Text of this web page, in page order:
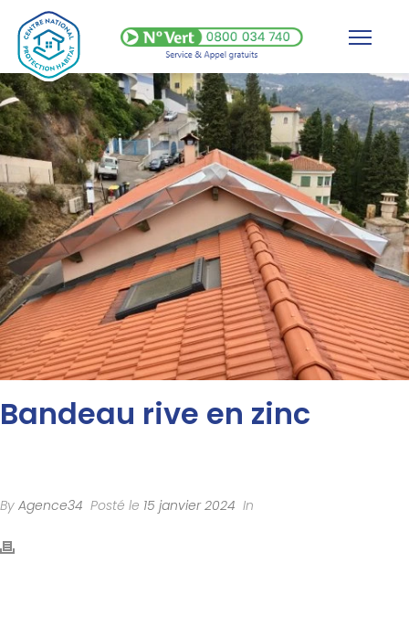
Bandeau rive en zinc
By Agence34 Posté le 15 janvier 2024 In